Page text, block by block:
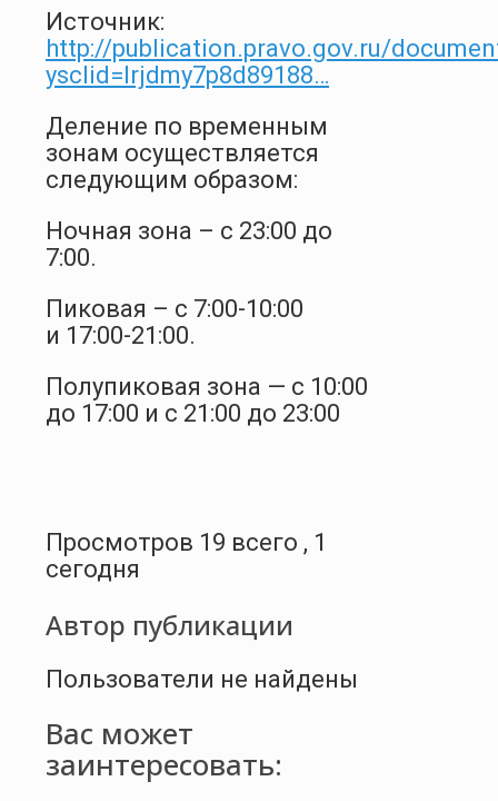
Источник:
http://publication.pravo.gov.ru/
ysclid=lrjdmy7p8d89188…
Деление по временным
зонам осуществляется
следующим образом:
Ночная зона – с 23:00 до
7:00.
Пиковая – с 7:00-10:00
и 17:00-21:00.
Полупиковая зона — с 10:00
до 17:00 и с 21:00 до 23:00
Просмотров 19 всего , 1
сегодня
Автор публикации
Пользователи не найдены
Вас может
заинтересовать: